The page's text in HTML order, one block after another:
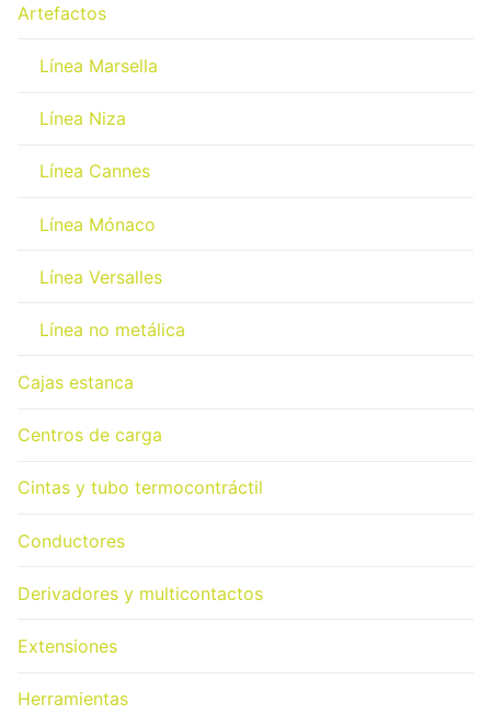
Artefactos
Línea Marsella
Línea Niza
Línea Cannes
Línea Mónaco
Línea Versalles
Línea no metálica
Cajas estanca
Centros de carga
Cintas y tubo termocontráctil
Conductores
Derivadores y multicontactos
Extensiones
Herramientas